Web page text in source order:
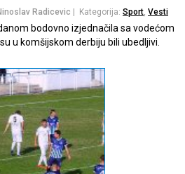
Radicevic | Kategorija: Sport Vesti
bodovno izjednačila sa vodećom
u komšijskom derbiju bili ubedljivi.